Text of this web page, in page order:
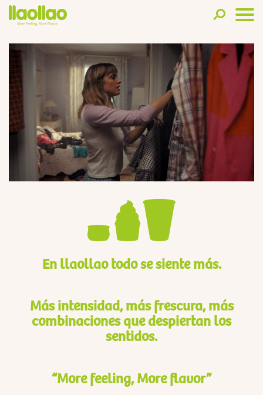
En llaollao todo se siente más.
Más intensidad, más frescura, más
combinaciones que despiertan los
sentidos.
“More feeling, More flavor”